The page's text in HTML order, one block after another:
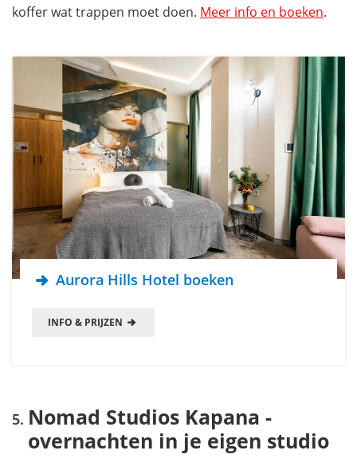
koffer wat trappen moet doen. Meer info en boeken.
Aurora Hills Hotel boeken
INFO & PRIJZEN
Nomad Studios Kapana -
overnachten in je eigen studio